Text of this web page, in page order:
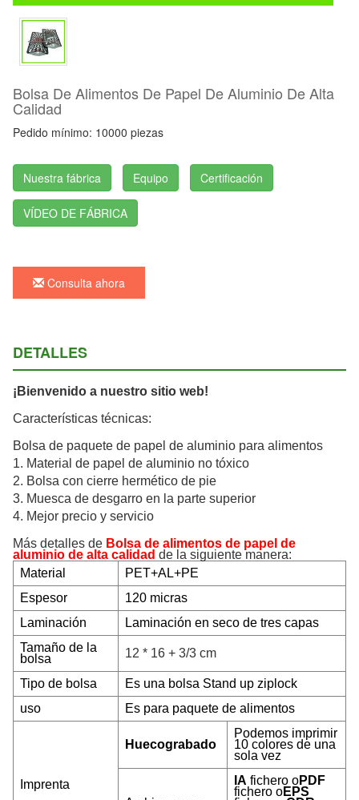
Bolsa De Alimentos De Papel De Aluminio De Alta
Calidad
Pedido mínimo: 10000 piezas
Nuestra fábrica Equipo Certificación
VÍDEO DE FÁBRICA
Consulta ahora
DETALLES
¡Bienvenido a nuestro sitio web!
Características técnicas:
Bolsa de paquete de papel de aluminio para alimentos
1. Material de papel de aluminio no tóxico
2. Bolsa con cierre hermético de pie
3. Muesca de desgarro en la parte superior
4. Mejor precio y servicio
Más detalles de Bolsa de alimentos de papel de
aluminio de alta calidad de la siguiente manera:
Material
PET+AL+PE
Espesor
120 micras
Laminación
Laminación en seco de tres capas
Tamaño de la
bolsa
12 * 16 + 3/3 cm
Tipo de bolsa
Es una bolsa Stand up ziplock
uso
Es para paquete de alimentos
Imprenta
Huecograbado
Podemos imprimir
10 colores de una
sola vez
IA fichero oPDF
fichero oEPS